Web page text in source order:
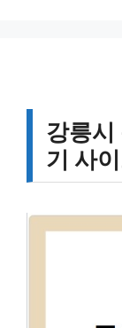
강릉시
기 사